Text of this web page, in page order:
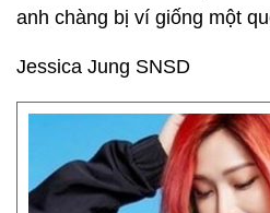
anh chàng bị ví giống một
Jessica Jung SNSD